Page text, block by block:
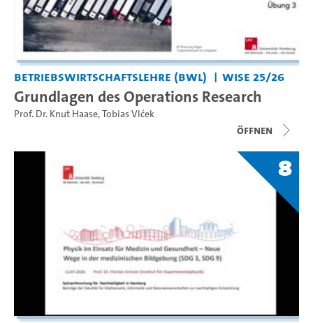
Betriebswirtschaftslehre (BWL) WiSe 25/26
Grundlagen des Operations Research
Prof. Dr. Knut Haase,Tobias Vlćek
Öffnen
8